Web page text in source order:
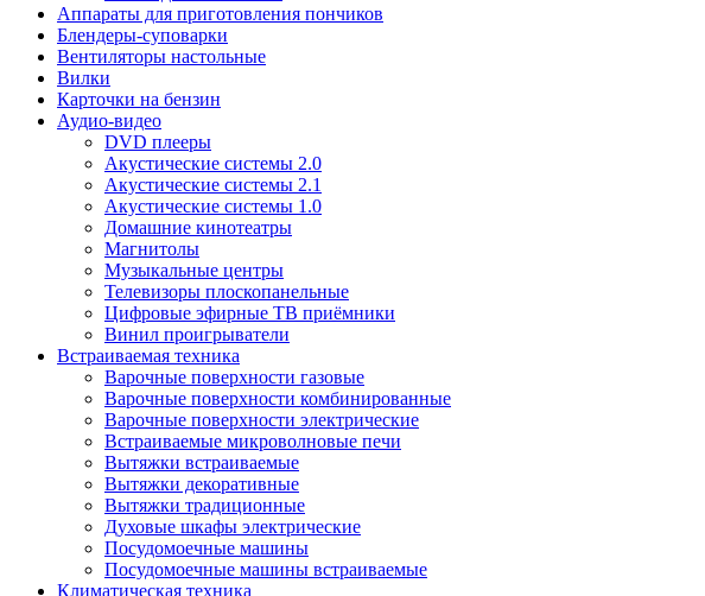
Аппараты для приготовления пончиков
Блендеры-суповарки
Вентиляторы настольные
Вилки
Карточки на бензин
Аудио-видео
DVD плееры
Акустические системы 2.0
Акустические системы 2.1
Акустические системы 1.0
Домашние кинотеатры
Магнитолы
Музыкальные центры
Телевизоры плоскопанельные
Цифровые эфирные ТВ приёмники
Винил проигрыватели
Встраиваемая техника
Варочные поверхности газовые
Варочные поверхности комбинированные
Варочные поверхности электрические
Встраиваемые микроволновые печи
Вытяжки встраиваемые
Вытяжки декоративные
Вытяжки традиционные
Духовые шкафы электрические
Посудомоечные машины
Посудомоечные машины встраиваемые
Климатическая техника